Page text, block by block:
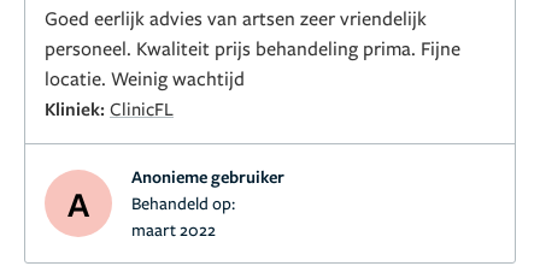
Goed eerlijk advies van artsen zeer vriendelijk
personeel. Kwaliteit prijs behandeling prima. Fijne
locatie. Weinig wachtijd
Kliniek: ClinicFL
A
Anonieme gebruiker
Behandeld op:
maart 2022